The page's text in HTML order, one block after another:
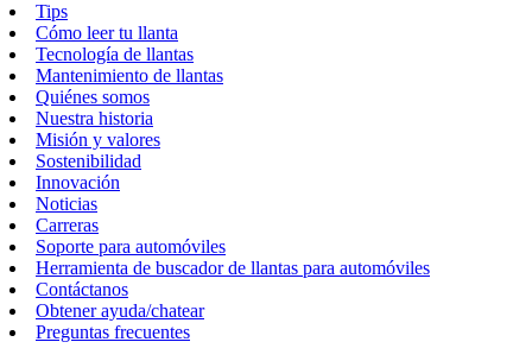
Tips
Cómo leer tu llanta
Tecnología de llantas
Mantenimiento de llantas
Quiénes somos
Nuestra historia
Misión y valores
Sostenibilidad
Innovación
Noticias
Carreras
Soporte para automóviles
Herramienta de buscador de llantas para automóviles
Contáctanos
Obtener ayuda/chatear
Preguntas frecuentes